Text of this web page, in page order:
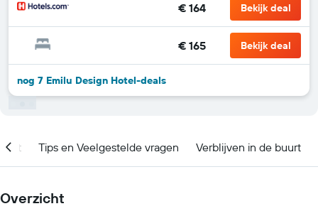
€ 164 Bekijk deal
€ 165 Bekijk deal
nog 7 Emilu Design Hotel-deals
Tips en Veelgestelde vragen Verblijven in de buurt
Overzicht